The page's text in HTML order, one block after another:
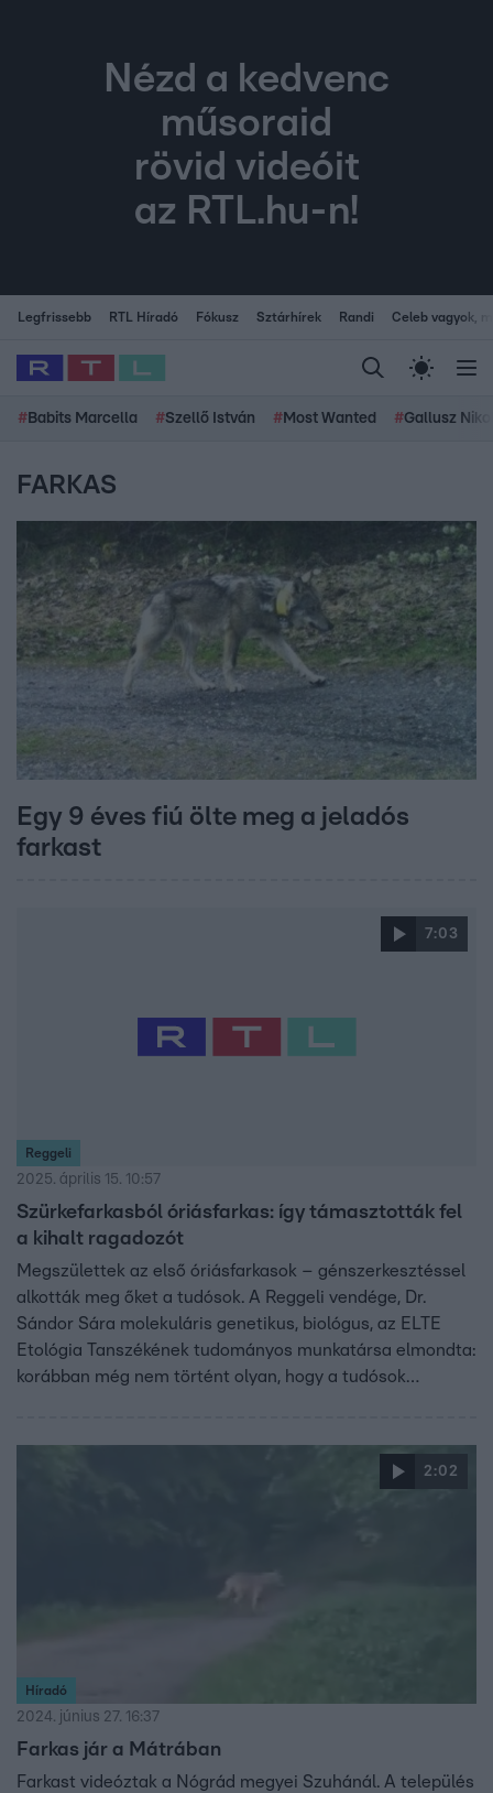
Nézd a kedvenc
műsoraid
rövid videóit
az RTL.hu-n!
Legfrissebb RTL Híradó Fókusz Sztárhírek Randi Celeb vagyok,
# Babits Marcella #Szellő István # Most Wanted #Gallusz
FARKAS
Egy 9 éves fiú ölte meg a jeladós
farkast
7:03
Reggeli
2025. április 15. 10:57
Szürkefarkasból óriásfarkas: így támasztották fel
a kihalt ragadozót
Megszülettek az első óriásfarkasok – génszerkesztéssel
alkották meg őket a tudósok. A Reggeli vendége, Dr.
Sándor Sára molekuláris genetikus, biológus, az ELTE
Etológia Tanszékének tudományos munkatársa elmondta:
korábban még nem történt olyan, hogy a tudósok
óriásfarkast élesztették újjá, hanem egy szürkefarkast
módosítottak úgy, hogy az hasonlítson az egykori
2:02
Híradó
2024. június 27. 16:37
Farkas jár a Mátrában
Farkast videóztak a Nógrád megyei Szuhánál. A település